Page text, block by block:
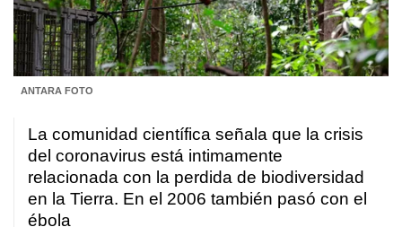
ANTARA FOTO
La comunidad científica señala que la crisis
del coronavirus está intimamente
relacionada con la perdida de biodiversidad
en la Tierra. En el 2006 también pasó con el
ébola